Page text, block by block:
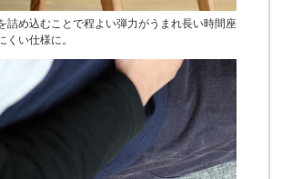
詰め込むことで程よい弾力がうまれ長い時間座
くい仕様に。